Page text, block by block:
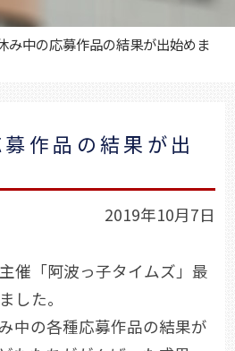
み中の応募作品の結果が出始めま
作品の結果が出
2019年10月7日
催「阿波っ子タイムズ」最
した。
中の各種応募作品の結果が